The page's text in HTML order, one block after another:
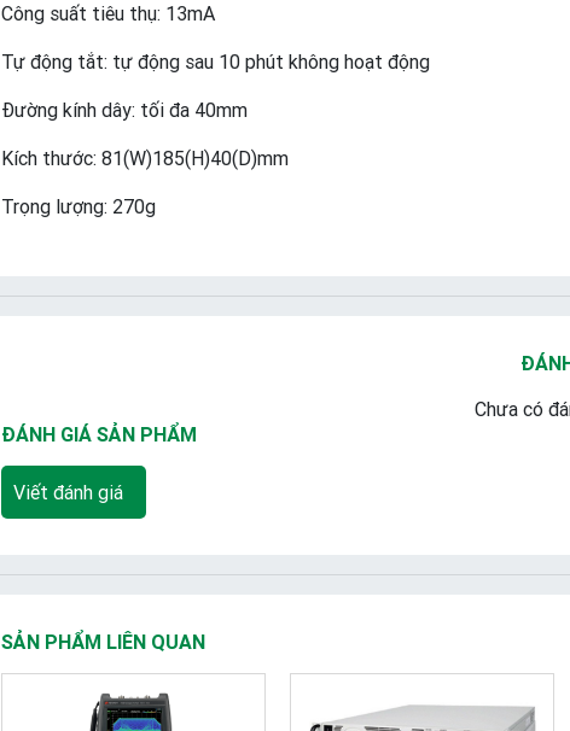
Công suất tiêu thụ: 13mA
Tự động tắt: tự động sau 10 phút không hoạt động
Đường kính dây: tối đa 40mm
Kích thước: 81(W)185(H)40(D)mm
Trọng lượng: 270g
Chưa có
ĐÁNH GIÁ SẢN PHẨM
Viết đánh giá
SẢN PHẨM LIÊN QUAN